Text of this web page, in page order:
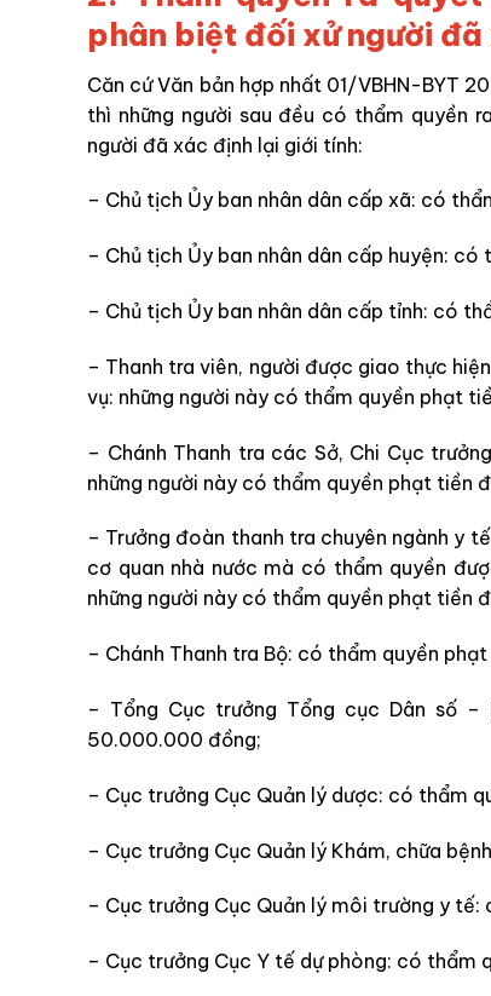
phân biệt đối xử người
Căn cứVăn bản hợp nhất 01/VBHN-BYT
thì những người sau đều có thẩm quyền
người đã xác định lại giới tính:
– Chủ tịch Ủy ban nhân dân cấp xã: có
– Chủ tịch Ủy ban nhân dân cấp huyện:
– Chủ tịch Ủy ban nhân dân cấp tỉnh: có
– Thanh tra viên, người được giao thực
vụ: những người này có thẩm quyền phạt
– Chánh Thanh tra các Sở, Chi Cục
những người này có thẩm quyền phạt tiền
– Trưởng đoàn thanh tra chuyên ngành y
cơ quan nhà nước mà có thẩm quyền
những người này có thẩm quyền phạt tiền
– Chánh Thanh tra Bộ: có thẩm quyền
– Tổng Cục trưởng Tổng cục Dân số
50.000.000 đồng;
– Cục trưởng Cục Quản lý dược: có thẩm
– Cục trưởng Cục Quản lý Khám, chữa
– Cục trưởng Cục Quản lý môi trường y
– Cục trưởng Cục Y tế dự phòng: có